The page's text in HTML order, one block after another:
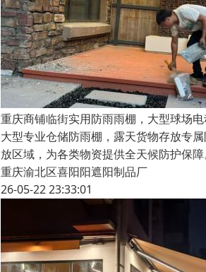
重庆商铺临街实用防雨雨棚，大型球场
大型专业仓储防雨棚，露天货物存放专
放区域，为各类物资提供全天候防护保
重庆渝北区喜阳阳遮阳制品厂
26-05-22 23:33:01